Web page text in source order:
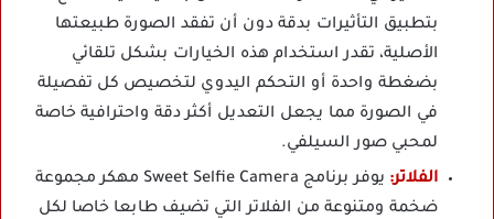
بتطبيق التأثيرات بدقة دون أن تفقد الصورة طبيعتها
الأصلية، تقدر استخدام هذه الخيارات بشكل تلقائي
بضغطة واحدة أو التحكم اليدوي لتخصيص كل تفصيلة
في الصورة مما يجعل التعديل أكثر دقة واحترافية خاصة
لمحبي صور السيلفي.
الفلاتر:
يوفر برنامج Sweet Selfie Camera مهكر مجموعة
ضخمة ومتنوعة من الفلاتر التي تضيف طابعا خاصا لكل